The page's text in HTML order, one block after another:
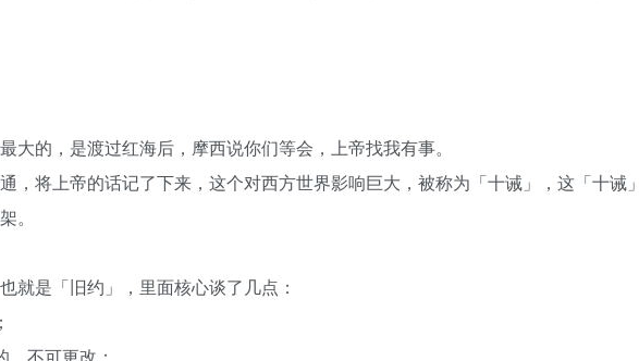
大的，是渡过红海后，摩西说你们等会，上帝找我有事。
，将上帝的话记了下来，这个对西方世界影响巨大，被称为「十诫」，这「十诫
。
就是「旧约」，里面核心谈了几点：